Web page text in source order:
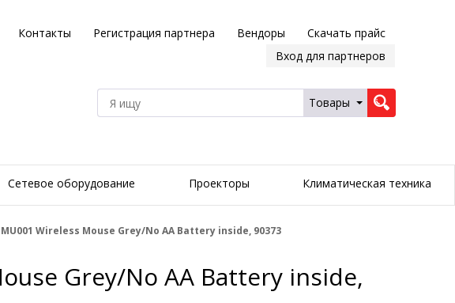
Контакты Регистрация партнера Вендоры
Скачать прайс
Вход для партнеров
Товары
Сетевое оборудование Проекторы Климатическая техника
Wireless Mouse Grey/No AA Battery inside, 90373
Grey/No AA Battery inside,